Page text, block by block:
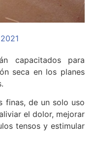
capacitados para
seca en los planes
finas, de un solo uso
el dolor, mejorar
tensos y estimular